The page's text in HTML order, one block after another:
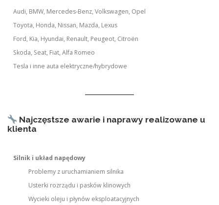
Audi, BMW, Mercedes-Benz, Volkswagen, Opel
Toyota, Honda, Nissan, Mazda, Lexus
Ford, Kia, Hyundai, Renault, Peugeot, Citroën
Skoda, Seat, Fiat, Alfa Romeo
Tesla i inne auta elektryczne/hybrydowe
Najczęstsze awarie i naprawy realizowane u
klienta
Silnik i układ napędowy
Problemy z uruchamianiem silnika
Usterki rozrządu i pasków klinowych
Wycieki oleju i płynów eksploatacyjnych